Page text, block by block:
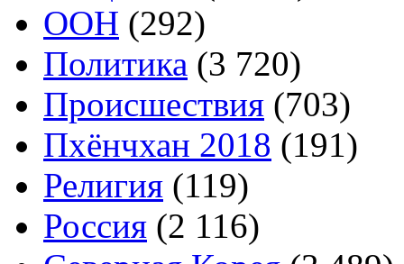
ООН (292)
Политика (3 720)
Происшествия (703)
Пхёнчхан 2018 (191)
Религия (119)
Россия (2 116)